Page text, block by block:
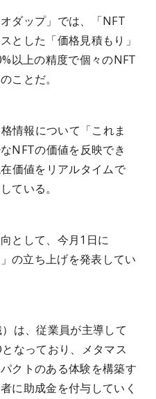
ダップ」では、「NFT
とした「価格見積もり」
以上の精度で個々のNFT
ことだ。
情報について「これま
NFTの価値を反映でき
価値をリアルタイムで
ている。
として、今月1日に
の立ち上げを発表してい
は、従業員が主導して
なっており、メタマス
クトのある体験を構築す
に助成金を付与していく